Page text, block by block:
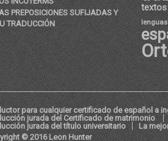
PREPOSICIONES SUFIJADAS Y
TRADUCCIÓN
textos
lenguas
para cualquier certificado de español a
jurada del Certificado de matrimonio
jurada del título universitario
La
© 2016 Leon Hunter